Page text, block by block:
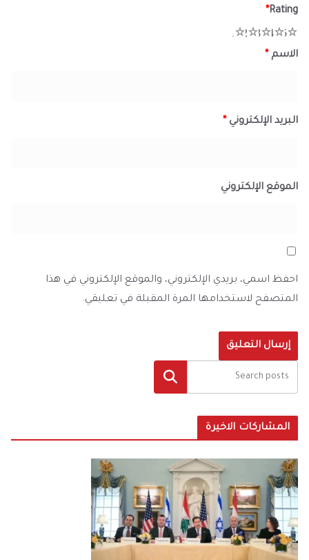
Rating
*
5
4
3
2
الاسم *
البريد الإلكتروني *
الموقع الإلكتروني
احفظ اسمي، بريدي الإلكتروني، والموقع الإلكتروني في هذا
المتصفح لاستخدامها المرة المقبلة في تعليقي.
البحث
المشاركات الاخيرة